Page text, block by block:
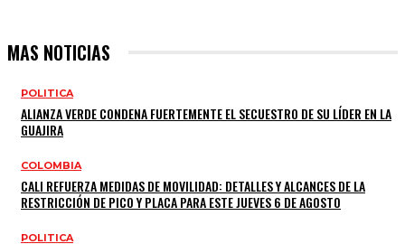
MAS NOTICIAS
POLITICA
ALIANZA VERDE CONDENA FUERTEMENTE EL SECUESTRO DE SU LÍDER EN LA
GUAJIRA
COLOMBIA
CALI REFUERZA MEDIDAS DE MOVILIDAD: DETALLES Y ALCANCES DE LA
RESTRICCIÓN DE PICO Y PLACA PARA ESTE JUEVES 6 DE AGOSTO
POLITICA